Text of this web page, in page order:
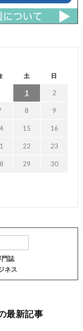
土 日
1 2
8 9
15 16
22 23
29 30
門誌
ネス
最新記事